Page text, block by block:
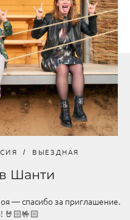
ВЫЕЗДНАЯ
Шанти
— спасибо за приглашение.
🤘🏻🤟🏻